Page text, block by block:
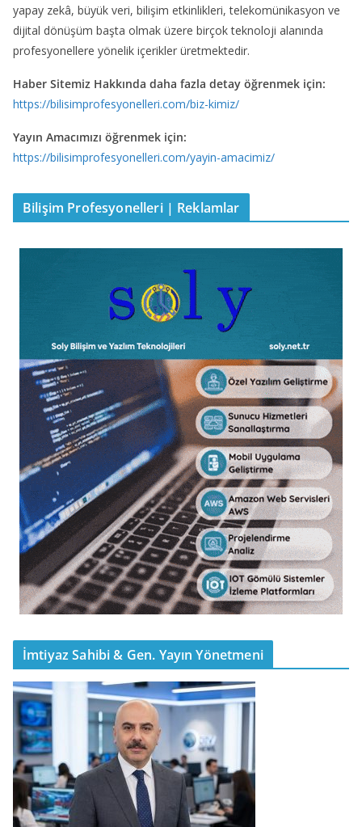
yapay zekâ, büyük veri, bilişim etkinlikleri, telekomünikasyon ve
dijital dönüşüm başta olmak üzere birçok teknoloji alanında
profesyonellere yönelik içerikler üretmektedir.
Haber Sitemiz Hakkında daha fazla detay öğrenmek için:
https://bilisimprofesyonelleri.com/biz-kimiz/
Yayın Amacımızı öğrenmek için:
https://bilisimprofesyonelleri.com/yayin-amacimiz/
Bilişim Profesyonelleri | Reklamlar
İmtiyaz Sahibi & Gen. Yayın Yönetmeni